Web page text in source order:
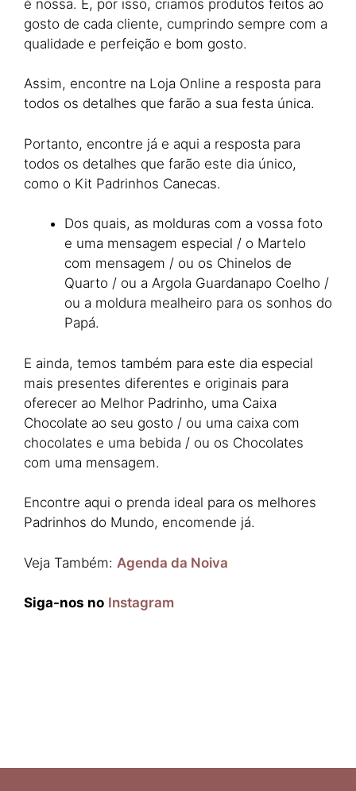
é nossa. E, por isso, criamos produtos feitos ao
gosto de cada cliente, cumprindo sempre com a
qualidade e perfeição e bom gosto.
Assim, encontre na Loja Online a resposta para
todos os detalhes que farão a sua festa única.
Portanto, encontre já e aqui a resposta para
todos os detalhes que farão este dia único,
como o Kit Padrinhos Canecas.
Dos quais, as molduras com a vossa foto
e uma mensagem especial / o Martelo
com mensagem / ou os Chinelos de
Quarto / ou a Argola Guardanapo Coelho /
ou a moldura mealheiro para os sonhos do
Papá.
E ainda, temos também para este dia especial
mais presentes diferentes e originais para
oferecer ao Melhor Padrinho, uma Caixa
Chocolate ao seu gosto / ou uma caixa com
chocolates e uma bebida / ou os Chocolates
com uma mensagem.
Encontre aqui o prenda ideal para os melhores
Padrinhos do Mundo, encomende já.
Veja Também: Agenda da Noiva
Siga-nos no Instagram